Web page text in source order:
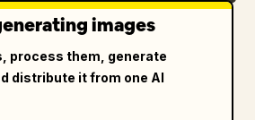
images
process them, generate
distribute it from one AI